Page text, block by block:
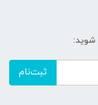
شوید:
ثبت‌نام